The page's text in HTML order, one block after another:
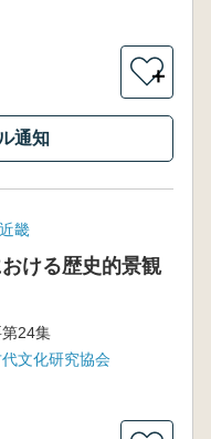
＋
通知
近畿
ける歴史的景観
24集
文化研究協会